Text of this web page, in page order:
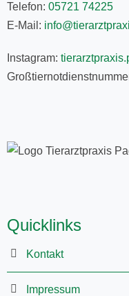
Telefon: 05721 74225
E-Mail:
Instagram:
Quicklinks
Kontakt
Impressum